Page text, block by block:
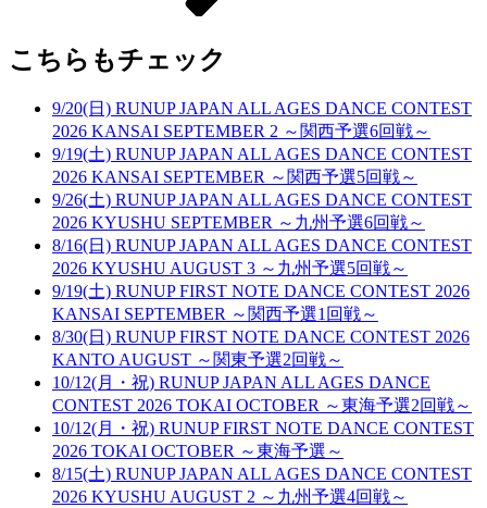
こちらもチェック
9/20(日) RUNUP JAPAN ALL AGES DANCE CONTEST
2026 KANSAI SEPTEMBER 2 ～関西予選6回戦～
9/19(土) RUNUP JAPAN ALL AGES DANCE CONTEST
2026 KANSAI SEPTEMBER ～関西予選5回戦～
9/26(土) RUNUP JAPAN ALL AGES DANCE CONTEST
2026 KYUSHU SEPTEMBER ～九州予選6回戦～
8/16(日) RUNUP JAPAN ALL AGES DANCE CONTEST
2026 KYUSHU AUGUST 3 ～九州予選5回戦～
9/19(土) RUNUP FIRST NOTE DANCE CONTEST 2026
KANSAI SEPTEMBER ～関西予選1回戦～
8/30(日) RUNUP FIRST NOTE DANCE CONTEST 2026
KANTO AUGUST ～関東予選2回戦～
10/12(月・祝) RUNUP JAPAN ALL AGES DANCE
CONTEST 2026 TOKAI OCTOBER ～東海予選2回戦～
10/12(月・祝) RUNUP FIRST NOTE DANCE CONTEST
2026 TOKAI OCTOBER ～東海予選～
8/15(土) RUNUP JAPAN ALL AGES DANCE CONTEST
2026 KYUSHU AUGUST 2 ～九州予選4回戦～